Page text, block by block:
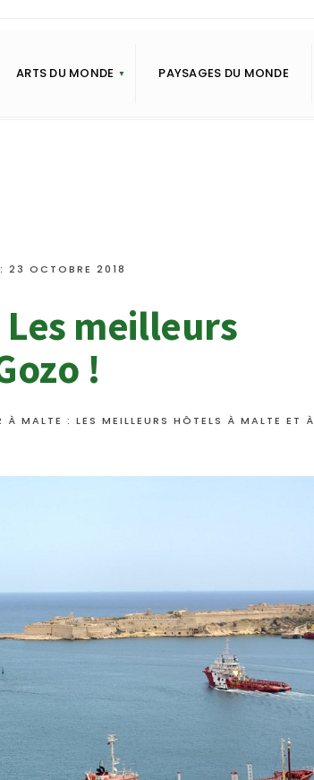
ARTS DU MONDE PAYSAGES DU MONDE
23 OCTOBRE 2018
meilleurs
!
À MALTE : LES MEILLEURS HÔTELS À MALTE ET À